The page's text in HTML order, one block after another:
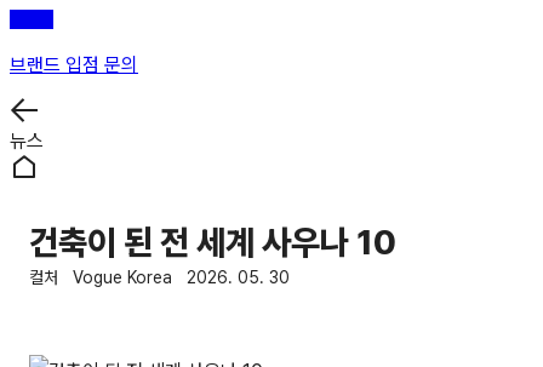
브랜드 입점 문의
뉴스
건축이 된 전 세계 사우나 10
컬처 Vogue Korea 2026. 05. 30